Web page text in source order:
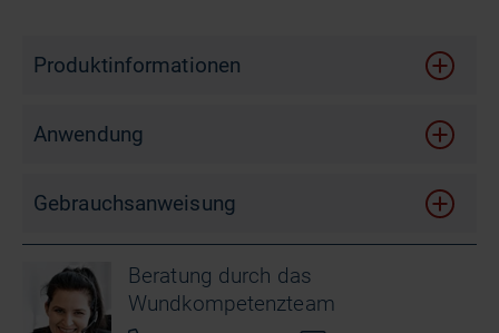
Produktinformationen
Anwendung
Gebrauchsanweisung
Beratung durch das
Wundkompetenzteam